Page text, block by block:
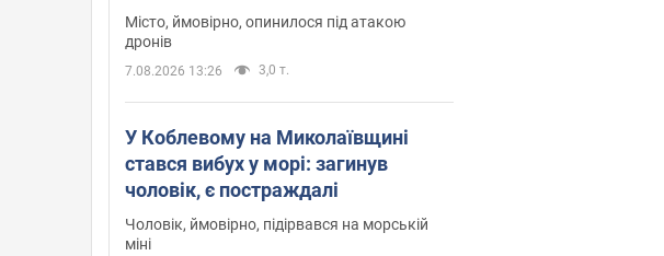
Місто, ймовірно, опинилося під атакою
дронів
7.08.2026 13:26 3,0 т.
У Коблевому на Миколаївщині
стався вибух у морі: загинув
чоловік, є постраждалі
Чоловік, ймовірно, підірвався на морській
міні